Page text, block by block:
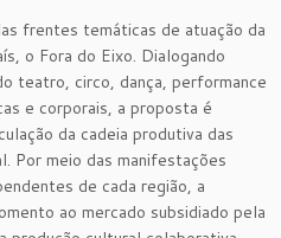
frentes temáticas de atuação da
o Fora do Eixo. Dialogando
teatro, circo, dança, performance
e corporais, a proposta é
da cadeia produtiva das
Por meio das manifestações
de cada região, a
ao mercado subsidiado pela